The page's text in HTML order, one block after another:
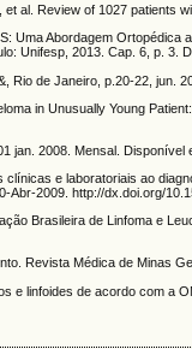
al. Review of 1027 patients
Uma Abordagem
Unifesp, 2013. Cap. 6, p. 3.
Rio de Janeiro, p.20-22, jun.
in Unusually Young
jan. 2008. Mensal. Disponível
e laboratoriais ao
2009. http://dx.doi.org/
Brasileira de Linfoma e
Revista Médica de Minas
e linfoides de acordo com a